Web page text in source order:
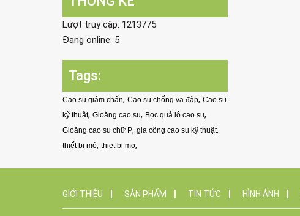
Lượt truy cập: 1213775
Đang online: 5
Tags:
Cao su giảm chấn, Cao su chống va đập, Cao su
kỹ thuật, Gioăng cao su, Bọc quả lô cao su,
Gioăng cao su chữ P, gia công cao su kỹ thuật,
thiết bị mỏ, thiet bi mo,
GIỚI THIỆU SẢN PHẨM TIN TỨC HÌNH ẢNH